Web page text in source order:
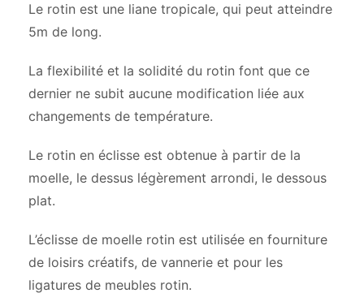
Le rotin est une liane tropicale, qui peut atteindre
5m de long.
La flexibilité et la solidité du rotin font que ce
dernier ne subit aucune modification liée aux
changements de température.
Le rotin en éclisse est obtenue à partir de la
moelle, le dessus légèrement arrondi, le dessous
plat.
L’éclisse de moelle rotin est utilisée en fourniture
de loisirs créatifs, de vannerie et pour les
ligatures de meubles rotin.